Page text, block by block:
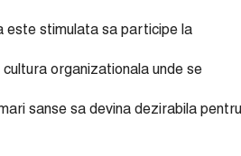
este stimulata sa participe la
organizationala unde se
sanse sa devina dezirabila pentru